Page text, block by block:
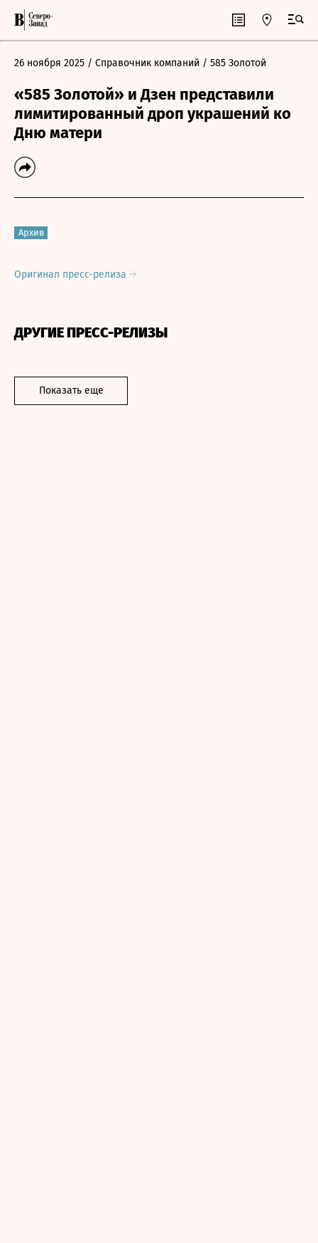
26 ноября 2025 / Справочник компаний / 585 Золотой
«585 Золотой» и Дзен представили
лимитированный дроп украшений ко
Дню матери
Архив
Оригинал пресс-релиза
ДРУГИЕ ПРЕСС-РЕЛИЗЫ
Показать еще